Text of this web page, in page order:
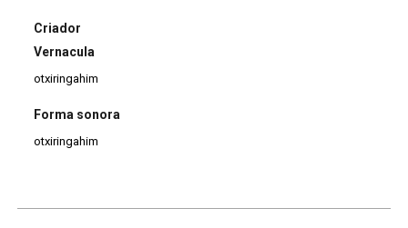
Criador
Vernacula
otxiringahim
Forma sonora
otxiringahim